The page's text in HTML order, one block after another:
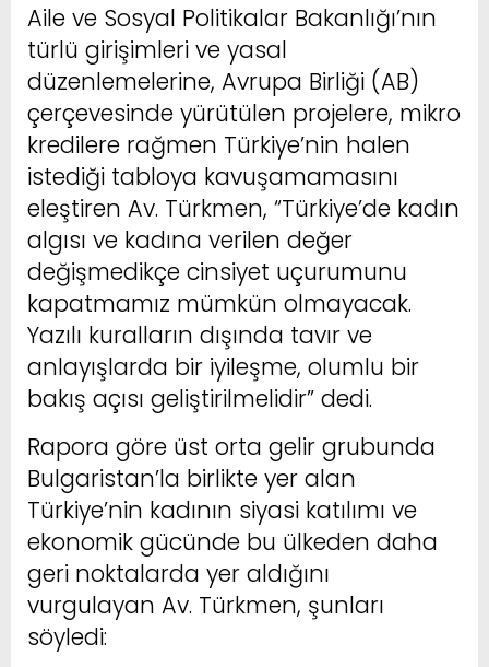
Aile ve Sosyal Politikalar Bakanlığı’nın
türlü girişimleri ve yasal
düzenlemelerine, Avrupa Birliği (AB)
çerçevesinde yürütülen projelere, mikro
kredilere rağmen Türkiye’nin halen
istediği tabloya kavuşamamasını
eleştiren Av. Türkmen, “Türkiye’de kadın
algısı ve kadına verilen değer
değişmedikçe cinsiyet uçurumunu
kapatmamız mümkün olmayacak.
Yazılı kuralların dışında tavır ve
anlayışlarda bir iyileşme, olumlu bir
bakış açısı geliştirilmelidir” dedi.
Rapora göre üst orta gelir grubunda
Bulgaristan’la birlikte yer alan
Türkiye’nin kadının siyasi katılımı ve
ekonomik gücünde bu ülkeden daha
geri noktalarda yer aldığını
vurgulayan Av. Türkmen, şunları
söyledi: